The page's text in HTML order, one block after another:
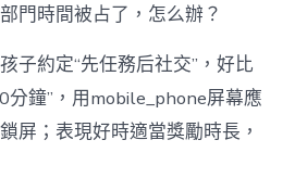
門時間被占了，怎么辦？
子約定“先任務后社交”，好比
分鐘”，用mobile_phone屏幕應
屏；表現好時適當獎勵時長，